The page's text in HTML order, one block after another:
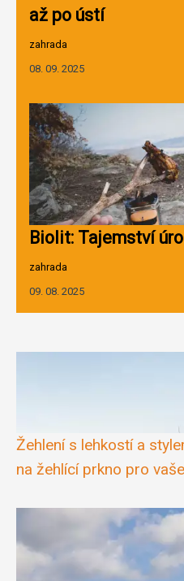
až po ústí
zahrada
08. 09. 2025
Biolit: Tajemství
zahrada
09. 08. 2025
Žehlení s lehkostí a
na žehlící prkno pro